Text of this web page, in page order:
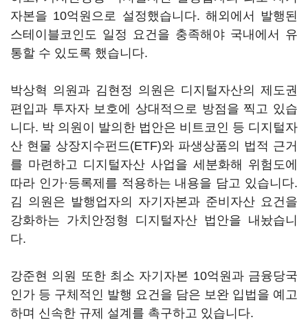
자본을 10억원으로 설정했습니다. 해외에서 발행된
스테이블코인도 일정 요건을 충족해야 국내에서 유
통할 수 있도록 했습니다.
박상혁 의원과 김현정 의원은 디지털자산의 제도권
편입과 투자자 보호에 상대적으로 방점을 찍고 있습
니다. 박 의원이 발의한 법안은 비트코인 등 디지털자
산 현물 상장지수펀드(ETF)와 파생상품의 법적 근거
를 마련하고 디지털자산 사업을 세분화해 위험도에
따라 인가·등록제를 적용하는 내용을 담고 있습니다.
김 의원은 발행업자의 자기자본과 준비자산 요건을
강화하는 가치안정형 디지털자산 법안을 내놨습니
다.
강준현 의원 또한 최소 자기자본 10억원과 금융당국
인가 등 구체적인 발행 요건을 담은 보완 입법을 예고
하며 신속한 규제 설계를 촉구하고 있습니다.